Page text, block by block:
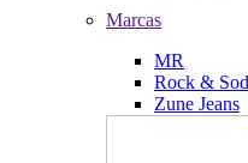
Marcas
MR
Rock &
Zune Jeans